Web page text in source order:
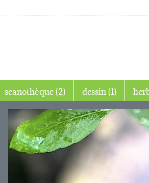
scanothèque (2) dessin (1)